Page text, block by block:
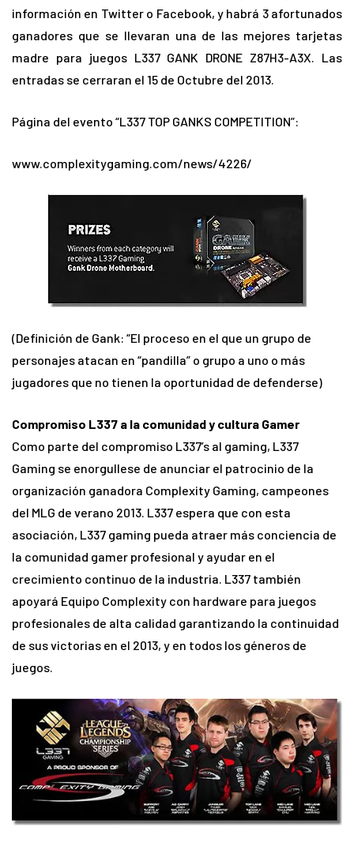
información en Twitter o Facebook, y habrá 3 afortunados
ganadores que se llevaran una de las mejores tarjetas
madre para juegos L337 GANK DRONE Z87H3-A3X. Las
entradas se cerraran el 15 de Octubre del 2013.
Página del evento “L337 TOP GANKS COMPETITION”:
www.complexitygaming.com/news/4226/
(Definición de Gank: “El proceso en el que un grupo de
personajes atacan en “pandilla” o grupo a uno o más
jugadores que no tienen la oportunidad de defenderse)
Compromiso L337 a la comunidad y cultura Gamer
Como parte del compromiso L337’s al gaming, L337
Gaming se enorgullese de anunciar el patrocinio de la
organización ganadora Complexity Gaming, campeones
del MLG de verano 2013. L337 espera que con esta
asociación, L337 gaming pueda atraer más conciencia de
la comunidad gamer profesional y ayudar en el
crecimiento continuo de la industria. L337 también
apoyará Equipo Complexity con hardware para juegos
profesionales de alta calidad garantizando la continuidad
de sus victorias en el 2013, y en todos los géneros de
juegos.